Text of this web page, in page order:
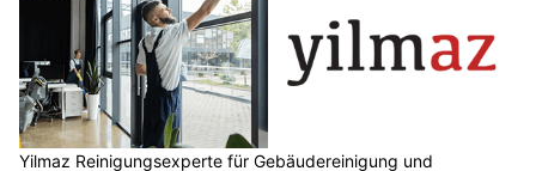
Yilmaz Reinigungsexperte für Gebäudereinigung und